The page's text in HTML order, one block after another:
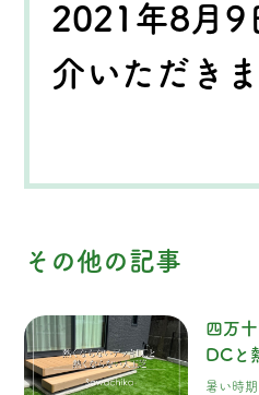
2021年8月9
介いただきま
その他の記事
四万
DCと
暑い時